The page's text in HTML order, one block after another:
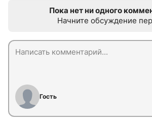
Пока нет ни одного
Начните обсуждение
Гость